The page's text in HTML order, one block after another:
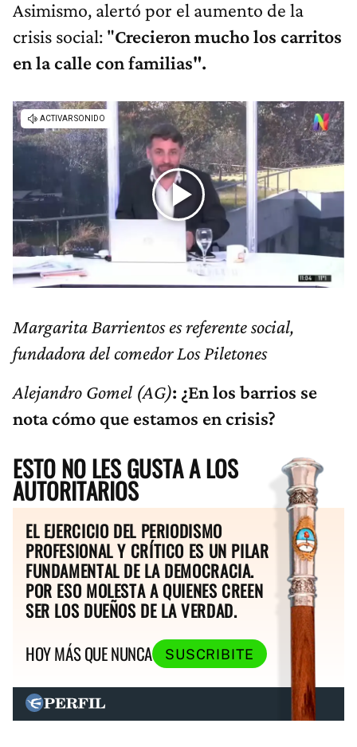
Asimismo, alertó por el aumento de la
crisis social: "Crecieron mucho los carritos
en la calle con familias".
Margarita Barrientos es referente social,
fundadora del comedor Los Piletones
Alejandro Gomel (AG): ¿En los barrios se
nota cómo que estamos en crisis?
ESTO NO LES GUSTA A LOS
AUTORITARIOS
EL EJERCICIO DEL PERIODISMO
PROFESIONAL Y CRÍTICO ES UN PILAR
FUNDAMENTAL DE LA DEMOCRACIA.
POR ESO MOLESTA A QUIENES CREEN
SER LOS DUEÑOS DE LA VERDAD.
HOY MÁS QUE NUNCA
SUSCRIBITE